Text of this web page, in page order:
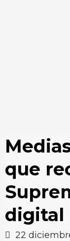
que
digital
22